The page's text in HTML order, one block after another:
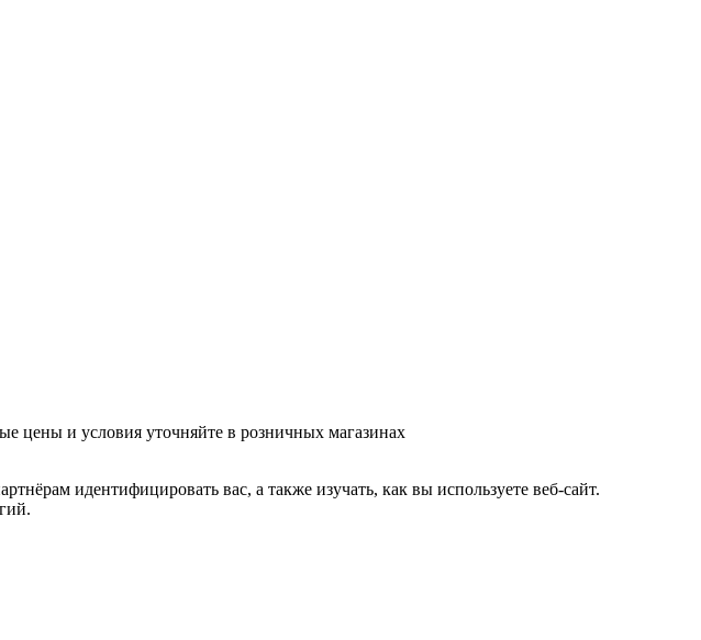
цены и условия уточняйте в розничных магазинах
идентифицировать вас, а также изучать, как вы используете веб-сайт.